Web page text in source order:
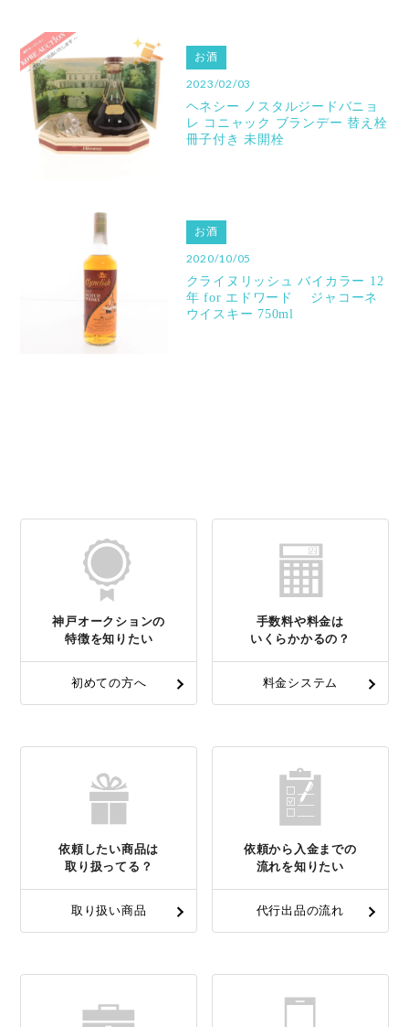
お酒
2023/02/03
ヘネシー ノスタルジードバニョ
レ コニャック ブランデー 替え栓
冊子付き 未開栓
お酒
2020/10/05
クライヌリッシュ バイカラー 12
年 for エドワード ジャコーネ
ウイスキー 750ml
神戸オークションの
特徴を知りたい
初めての方へ
手数料や料金は
いくらかかるの？
料金システム
依頼したい商品は
取り扱ってる？
取り扱い商品
依頼から入金までの
流れを知りたい
代行出品の流れ